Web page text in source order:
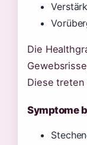
Die
Diese treten
Symptome